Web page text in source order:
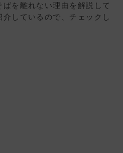
ばを離れない理由を解説して
しているので、チェックし